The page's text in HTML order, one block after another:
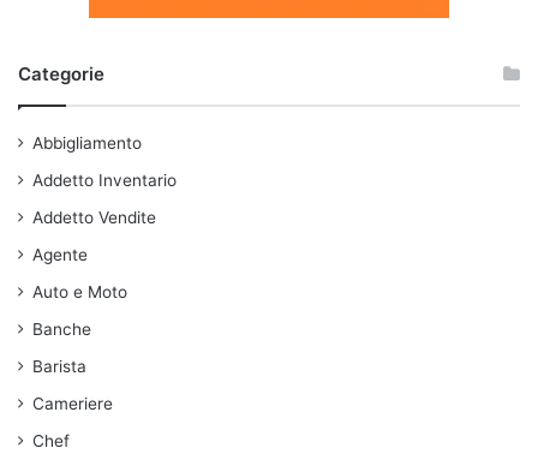
Categorie
Abbigliamento
Addetto Inventario
Addetto Vendite
Agente
Auto e Moto
Banche
Barista
Cameriere
Chef